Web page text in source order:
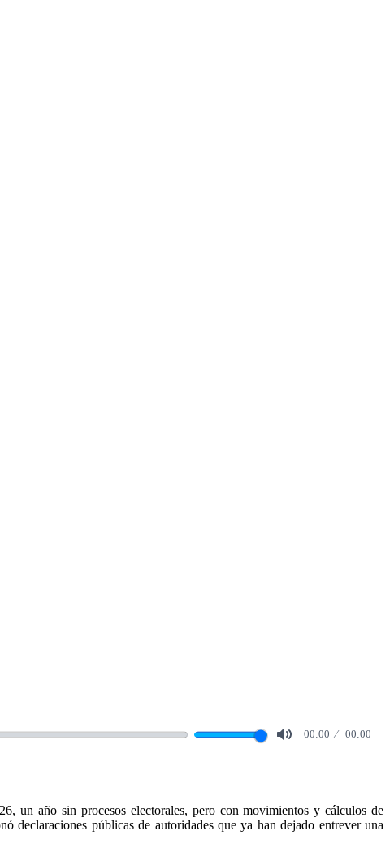
00:00 00:00
un año sin procesos electorales, pero con movimientos y cálculos de
declaraciones públicas de autoridades que ya han dejado entrever una